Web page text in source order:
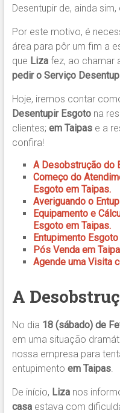
Desentupir de, ainda
Por este motivo, é
área para pôr um fim a
que Liza fez, ao chamar
pedir oServiço
Hoje, iremos contar
Desentupir Esgoto na
clientes; em Taipase a
confira!
A Desobstrução do
Começo do
Esgoto em Taipas.
Averiguando o
Equipamento e
Esgoto em Taipas.
Entupimento
Pós Venda em
Agende uma Visita
A
No dia 18 (sábado) de
em uma situação
nossa empresa para
entupimento em Taipas.
De início, Lizanos
casaestava com